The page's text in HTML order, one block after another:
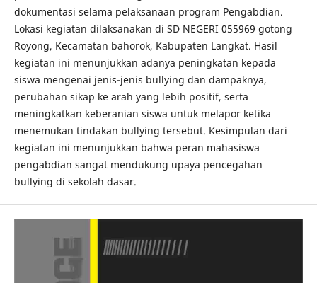
dokumentasi selama pelaksanaan program Pengabdian.
Lokasi kegiatan dilaksanakan di SD NEGERI 055969 gotong
Royong, Kecamatan bahorok, Kabupaten Langkat. Hasil
kegiatan ini menunjukkan adanya peningkatan kepada
siswa mengenai jenis-jenis bullying dan dampaknya,
perubahan sikap ke arah yang lebih positif, serta
meningkatkan keberanian siswa untuk melapor ketika
menemukan tindakan bullying tersebut. Kesimpulan dari
kegiatan ini menunjukkan bahwa peran mahasiswa
pengabdian sangat mendukung upaya pencegahan
bullying di sekolah dasar.